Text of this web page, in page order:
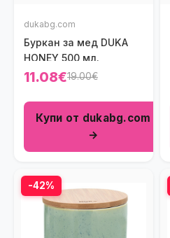
dukabg.com
Буркан за мед DUKA
HONEY 500 мл.
11.08€19.00€
Купи от dukabg.com
→
-42%